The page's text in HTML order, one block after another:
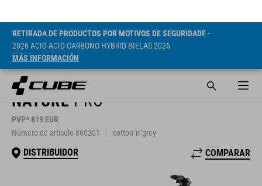
2026 ACID ACID CARBONO HYBRID BIELAS 2026
MÁS INFORMACIÓN
NATURE PRO
PVP* 819 EUR
Número de artículo 860201
cotton´n´grey
DISTRIBUIDOR COMPARAR